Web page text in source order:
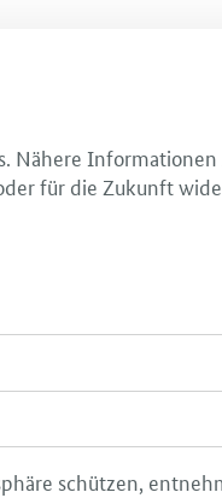
Nähere
für die Zukunft
schützen,